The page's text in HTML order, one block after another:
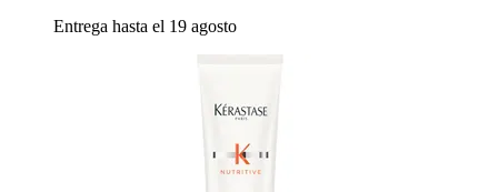
Entrega hasta el 19 agosto